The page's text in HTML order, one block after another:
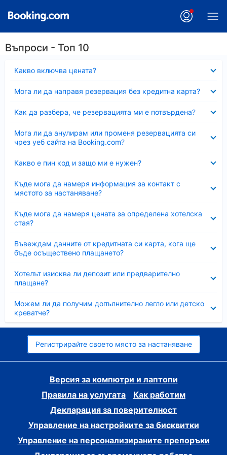
Въпроси - Топ 10
Какво включва цената?
Мога ли да направя резервация без кредитна карта?
Как да разбера, че резервацията ми е потвърдена?
Мога ли да анулирам или променя резервацията си
чрез уеб сайта на Booking.com?
Какво е пин код и защо ми е нужен?
Къде мога да намеря информация за контакт с
мястото за настаняване?
Къде мога да намеря цената за определена хотелска
стая?
Въвеждам данните от кредитната си карта, кога ще
бъде осъществено плащането?
Хотелът изисква ли депозит или предварително
плащане?
Можем ли да получим допълнително легло или детско
креватче?
Регистрирайте своето място за настаняване
Версия за компютри и лаптопи
Правила на услугата
Как работим
Декларация за поверителност
Управление на настройките за бисквитки
Управление на персонализираните препоръки